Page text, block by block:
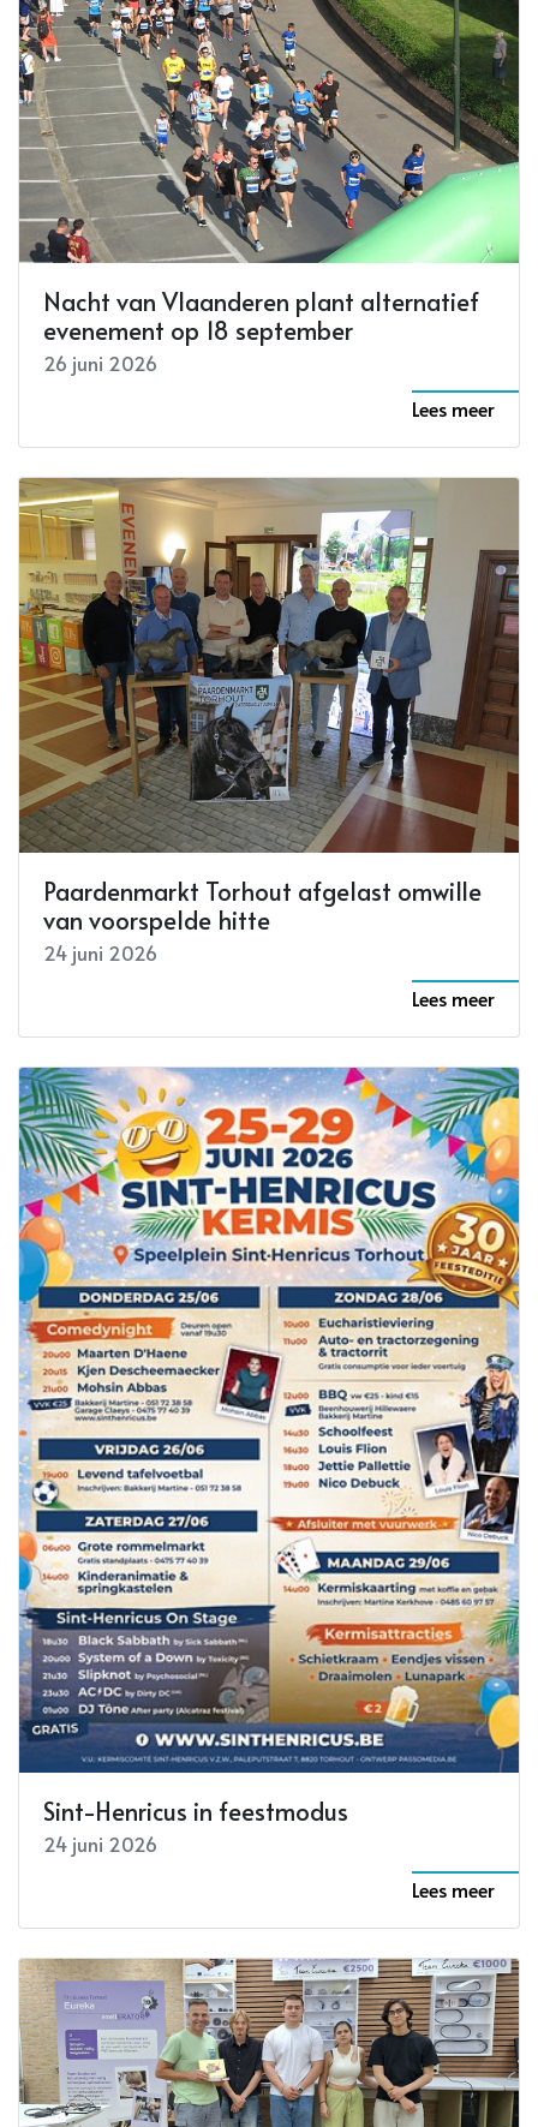
Nacht van Vlaanderen plant alternatief
evenement op 18 september
26 juni 2026
Lees meer
Paardenmarkt Torhout afgelast omwille
van voorspelde hitte
24 juni 2026
Lees meer
Sint-Henricus in feestmodus
24 juni 2026
Lees meer